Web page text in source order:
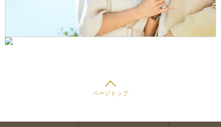
ページトップ